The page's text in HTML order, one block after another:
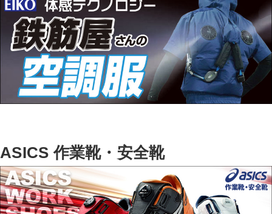
ASICS 作業靴・安全靴